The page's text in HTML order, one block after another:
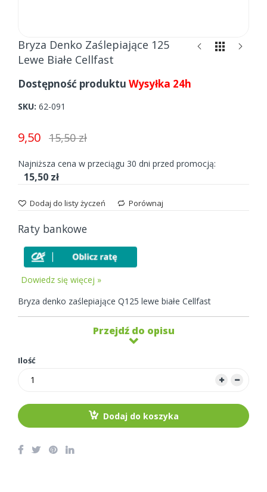
Skip
to
beginning
the
gallery
Bryza Denko Zaślepiające 125
Lewe Białe Cellfast
Dostępność produktu Wysyłka 24h
SKU 62-091
9,50 15,50 zł
Najniższa cena w przeciągu 30 dni przed promocją:
15,50 zł
Dodaj do listy życzeń Porównaj
Raty bankowe
Dowiedz się więcej »
Bryza denko zaślepiające Q125 lewe białe Cellfast
Przejdź do opisu
Ilość
Dodaj do koszyka